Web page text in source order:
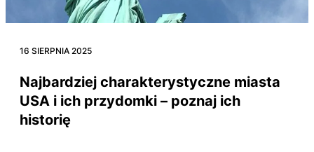
16 SIERPNIA 2025
Najbardziej charakterystyczne miasta
USA i ich przydomki – poznaj ich
historię